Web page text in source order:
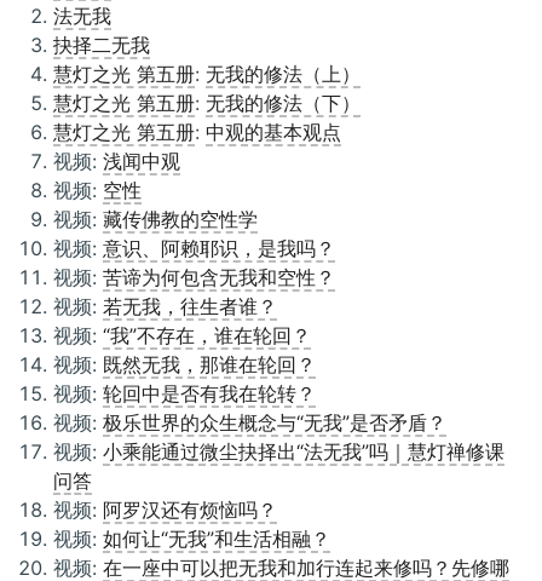
法无我
抉择二无我
慧灯之光 第五册: 无我的修法（上）
慧灯之光 第五册: 无我的修法（下）
慧灯之光 第五册: 中观的基本观点
视频: 浅闻中观
视频: 空性
视频: 藏传佛教的空性学
视频: 意识、阿赖耶识，是我吗？
视频: 苦谛为何包含无我和空性？
视频: 若无我，往生者谁？
视频: “我”不存在，谁在轮回？
视频: 既然无我，那谁在轮回？
视频: 轮回中是否有我在轮转？
视频: 极乐世界的众生概念与“无我”是否矛盾？
视频: 小乘能通过微尘抉择出“法无我”吗｜慧灯禅修课
问答
视频: 阿罗汉还有烦恼吗？
视频: 如何让“无我”和生活相融？
视频: 在一座中可以把无我和加行连起来修吗？先修哪